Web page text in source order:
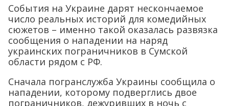
События на Украине дарят нескончаемое
число реальных историй для комедийных
сюжетов – именно такой оказалась развязка
сообщения о нападении на наряд
украинских пограничников в Сумской
области рядом с РФ.
Сначала погранслужба Украины сообщила о
нападении, которому подверглись двое
пограничников, дежуривших в ночь с